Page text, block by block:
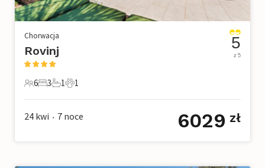
Chorwacja
Rovinj
6 Goście
6
3 Sypialnie
3
1 Łazienka
1
1 Zwierzę domowe
1
5
z 5
24 kwi • 7 noce 6029 zł